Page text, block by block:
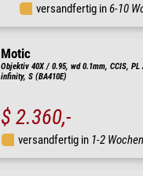
versandfertig in6-10
Motic
Objektiv 40X / 0.95, wd 0.1mm, CCIS, PL
infinity, S (BA410E)
$ 2.360,-
versandfertig in 1-2 Wochen